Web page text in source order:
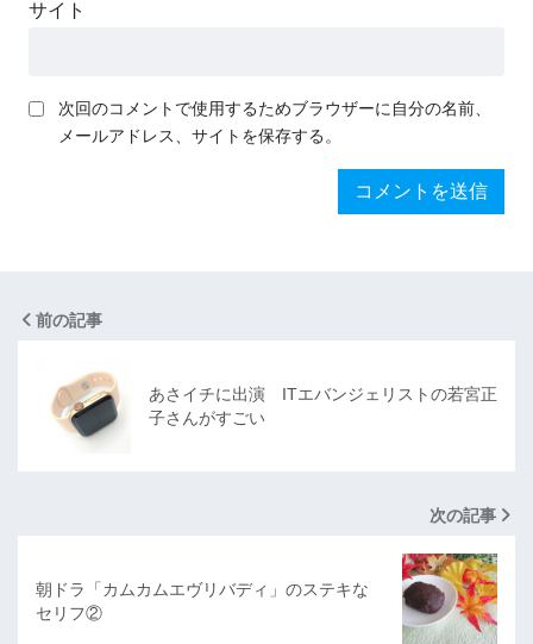
サイト
次回のコメントで使用するためブラウザーに自分の名前、
メールアドレス、サイトを保存する。
前の記事
あさイチに出演 ITエバンジェリストの若宮正
子さんがすごい
次の記事
朝ドラ「カムカムエヴリバディ」のステキな
セリフ②